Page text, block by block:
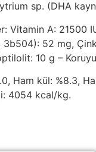
sp. (DHA
Vitamin A:
52 mg,
10 g –
Ham kül: %8.3,
4054 kcal/kg.